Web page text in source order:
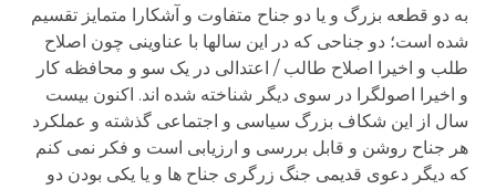
به دو قطعه بزرگ و یا دو جناح متفاوت و آشکارا متمایز تقسیم
شده است؛ دو جناحی که در این سالها با عناوینی چون اصلاح
طلب و اخیرا اصلاح طالب / اعتدالی در یک سو و محافظه کار
و اخیرا اصولگرا در سوی دیگر شناخته شده اند. اکنون بیست
سال از این شکاف بزرگ سیاسی و اجتماعی گذشته و عملکرد
هر جناح روشن و قابل بررسی و ارزیابی است و فکر نمی کنم
که دیگر دعوی قدیمی جنگ زرگری جناح ها و یا یکی بودن دو